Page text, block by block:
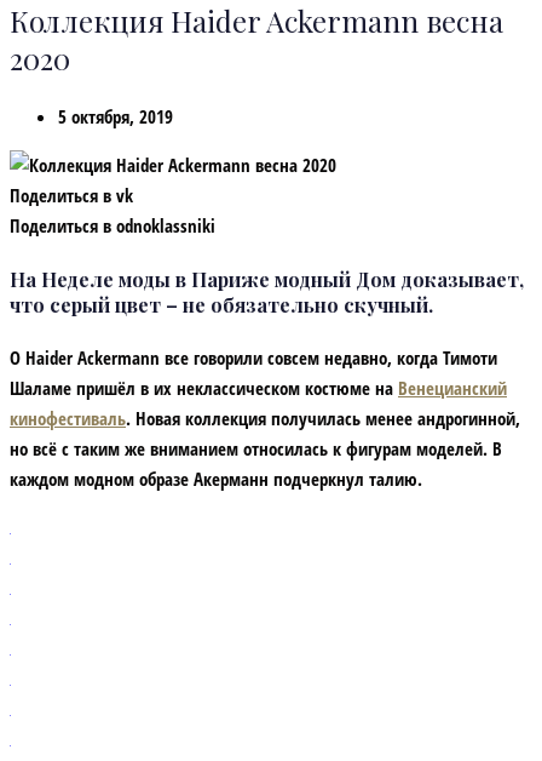
Коллекция Haider Ackermann весна
2020
5 октября, 2019
Поделиться в vk
Поделиться в odnoklassniki
На Неделе моды в Париже модный Дом доказывает,
что серый цвет – не обязательно скучный.
О Haider Ackermann все говорили совсем недавно, когда Тимоти
Шаламе пришёл в их неклассическом костюме на Венецианский
кинофестиваль. Новая коллекция получилась менее андрогинной,
но всё с таким же вниманием относилась к фигурам моделей. В
каждом модном образе Акерманн подчеркнул талию.